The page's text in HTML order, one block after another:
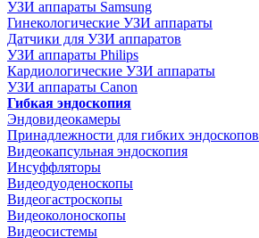
УЗИ аппараты Samsung
Гинекологические УЗИ аппараты
Датчики для УЗИ аппаратов
УЗИ аппараты Philips
Кардиологические УЗИ аппараты
УЗИ аппараты Canon
Гибкая эндоскопия
Эндовидеокамеры
Принадлежности для гибких эндоскопов
Видеокапсульная эндоскопия
Инсуффляторы
Видеодуоденоскопы
Видеогастроскопы
Видеоколоноскопы
Видеосистемы